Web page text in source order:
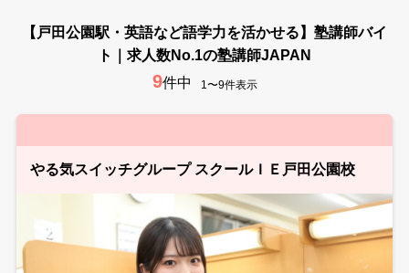
【戸田公園駅・英語など語学力を活かせる】塾講師バイ
ト｜求人数No.1の塾講師JAPAN
9件中 1〜9件表示
やる気スイッチグループ スクールＩＥ戸田公園校